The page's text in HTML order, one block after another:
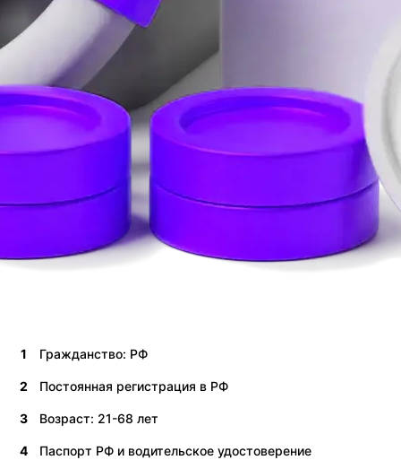
1 Гражданство: РФ
2 Постоянная регистрация в РФ
3 Возраст: 21-68 лет
4 Паспорт РФ и водительское удостоверение